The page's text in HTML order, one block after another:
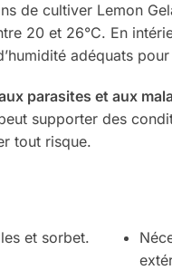
de cultiver Lemon
20 et 26°C. En
adéquats
parasites et aux
supporter des
tout risque.
et sorbet.